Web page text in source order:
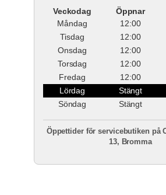
Veckodag Öppnar
Måndag
12:00
Tisdag
12:00
Onsdag
12:00
Torsdag
12:00
Fredag
12:00
Lördag
Stängt
Söndag
Stängt
Öppettider för servicebutiken på
13, Bromma